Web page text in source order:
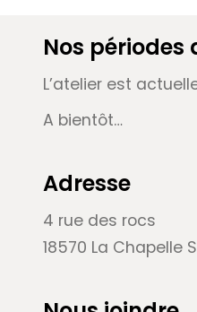
Nos périodes
L’atelier est
A bientôt…
Adresse
4 rue des rocs
18570 La Chapelle